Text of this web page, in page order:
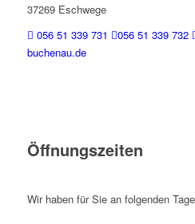
37269 Eschwege
056 51 339 731
056 51 339 732
buchenau.de
Öffnungszeiten
Wir haben für Sie an folgenden